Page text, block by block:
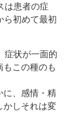
は患者の症
ら初めて最初
症状が一面的
もこの種のも
に、感情・精
かしそれは変